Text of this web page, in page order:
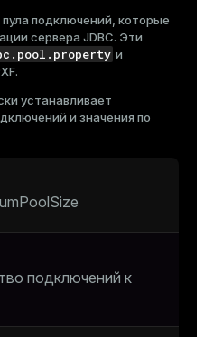
подключений, которые
сервера JDBC. Эти
и
устанавливает
и значения по
подключений к